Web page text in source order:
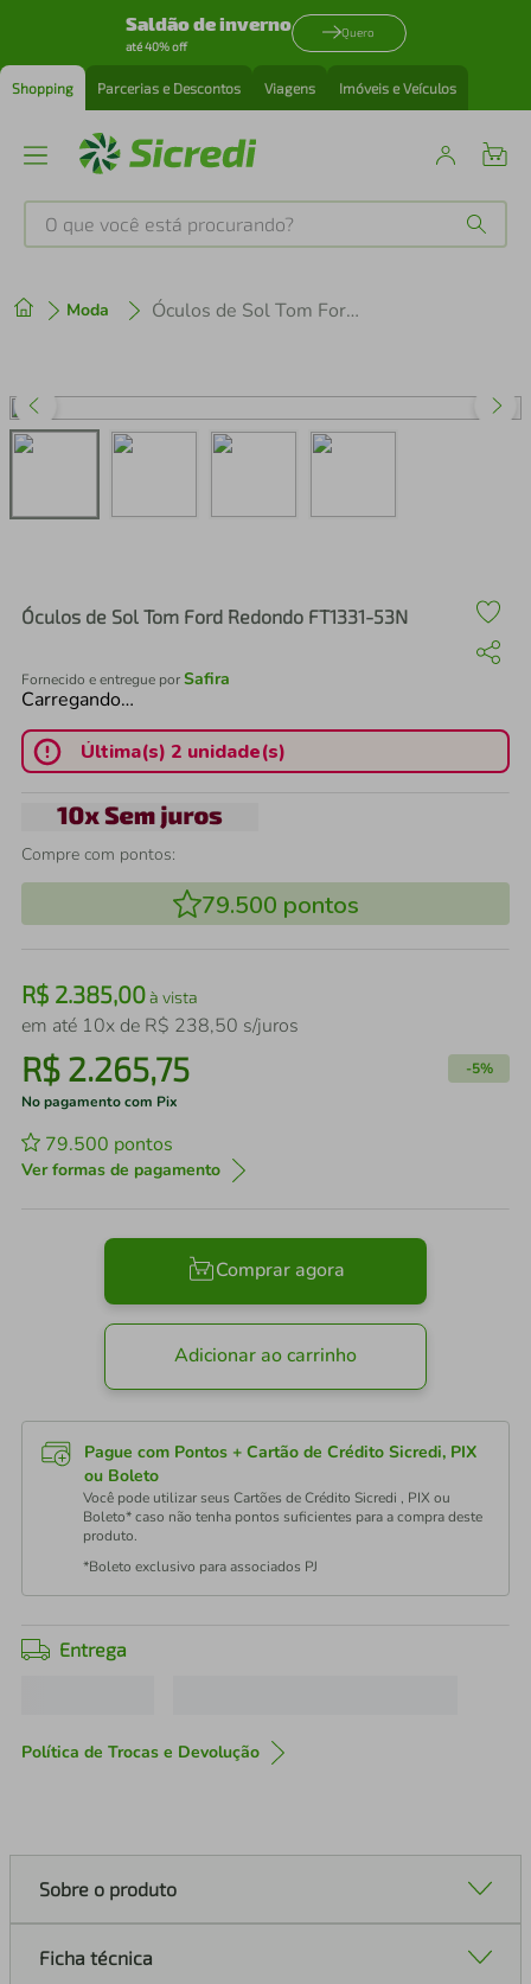
Saldão de inverno
até 40% off
Quero
Shopping Parcerias e Descontos Viagens Imóveis e Veículos
O que você está procurando?
Moda Óculos de Sol Tom Ford Redondo FT1331-53N
Óculos de Sol Tom Ford Redondo FT1331-53N
Fornecido e entregue porSafira
Carregando…
Última(s) 2 unidade(s)
Compre com pontos:
79.500 pontos
R$ 2.385,00à vista
em até 10x de R$ 238,50 s/juros
R$ 2.265,75 -5%
No pagamento com Pix
79.500 pontos
Ver formas de pagamento
Comprar agora
Adicionar ao carrinho
Pague com Pontos + Cartão de Crédito Sicredi, PIX
ou Boleto
Você pode utilizar seus Cartões de Crédito Sicredi , PIX ou
Boleto* caso não tenha pontos suficientes para a compra deste
produto.
*Boleto exclusivo para associados PJ
Entrega
Política de Trocas e Devolução
Sobre o produto
Ficha técnica
2º cafeteira